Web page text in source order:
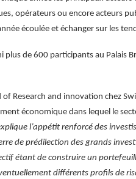
opérateurs ou encore acteurs
écoulée et échanger sur les
plus de 600 participants au Palais
of Research and innovation chez
économique dans lequel le
l’appétit renforcé des
de prédilection des grands
étant de construire un
différents profils de